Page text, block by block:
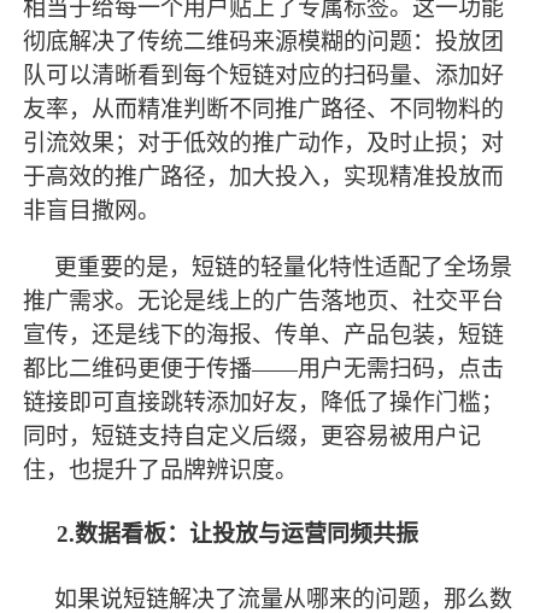
相当于给每一个用户贴上了专属标签。这一功能
彻底解决了传统二维码来源模糊的问题：投放团
队可以清晰看到每个短链对应的扫码量、添加好
友率，从而精准判断不同推广路径、不同物料的
引流效果；对于低效的推广动作，及时止损；对
于高效的推广路径，加大投入，实现精准投放而
非盲目撒网。
更重要的是，短链的轻量化特性适配了全场景
推广需求。无论是线上的广告落地页、社交平台
宣传，还是线下的海报、传单、产品包装，短链
都比二维码更便于传播——用户无需扫码，点击
链接即可直接跳转添加好友，降低了操作门槛；
同时，短链支持自定义后缀，更容易被用户记
住，也提升了品牌辨识度。
2.数据看板：让投放与运营同频共振
如果说短链解决了流量从哪来的问题，那么数